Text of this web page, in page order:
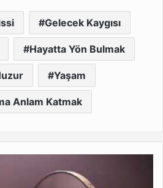
Gelecek Kaygısı
Hayatta Yön Bulmak
Yaşam
Anlam Katmak